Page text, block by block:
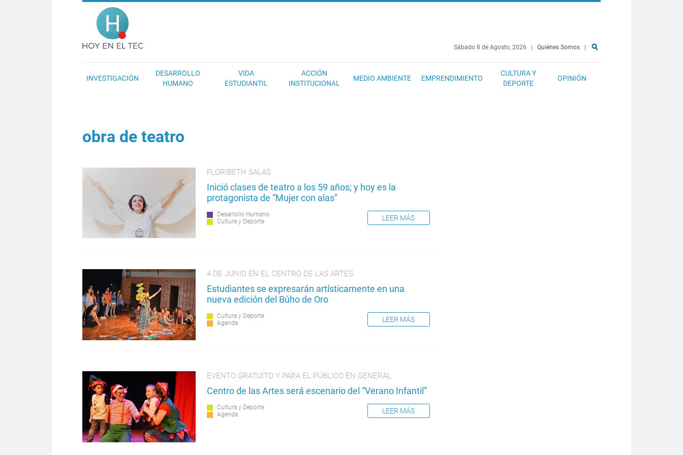
Pasar al contenido principal
Sábado 8 de Agosto, 2026 Quiénes Somos
INVESTIGACIÓN
DESARROLLO
HUMANO
VIDA
ESTUDIANTIL
ACCIÓN
INSTITUCIONAL
MEDIO AMBIENTE EMPRENDIMIENTO
CULTURA Y
DEPORTE
OPINIÓN
obra de teatro
FLORIBETH SALAS
Inició clases de teatro a los 59 años; y hoy es la
protagonista de “Mujer con alas”
Desarrollo Humano
Cultura y Deporte
LEER MÁS
4 DE JUNIO EN EL CENTRO DE LAS ARTES
Estudiantes se expresarán artísticamente en una
nueva edición del Búho de Oro
Cultura y Deporte
Agenda
LEER MÁS
EVENTO GRATUITO Y PARA EL PÚBLICO EN GENERAL
Centro de las Artes será escenario del “Verano Infantil”
Cultura y Deporte
Agenda
LEER MÁS